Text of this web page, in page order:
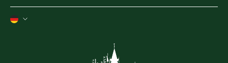
Ferienhäuser